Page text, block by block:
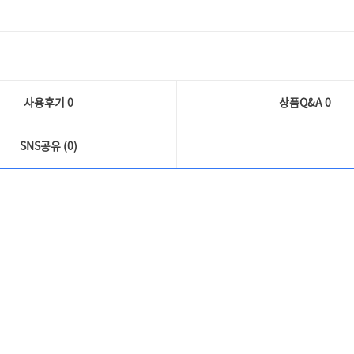
사용후기 0 상품Q&A0
SNS공유 (0)